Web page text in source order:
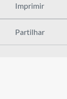
Imprimir
Partilhar